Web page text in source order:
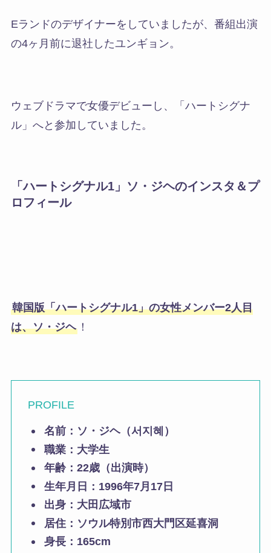
Eランドのデザイナーをしていましたが、 番組出演
の4ヶ月前に退社したユンギョン。
ウェブドラマで女優デビューし、「ハートシグナ
ル」へと参加していました。
「ハートシグナル1」ソ・ジヘのインスタ＆プ
ロフィール
韓国版「ハートシグナル1」の女性メンバー2人目
は、ソ・ジヘ！
PROFILE
名前：ソ・ジヘ（서지혜）
職業：大学生
年齢：22歳（出演時）
生年月日：1996年7月17日
出身：大田広域市
居住：ソウル特別市西大門区延喜洞
身長：165cm